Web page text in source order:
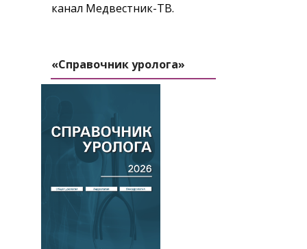
канал Медвестник-ТВ.
«Справочник уролога»